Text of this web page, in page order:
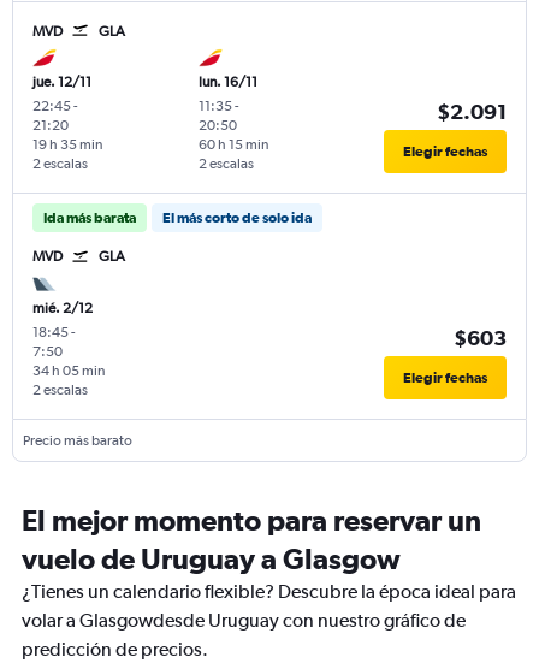
MVD GLA
jue. 12/11
22:45-
21:20
2 escalas
19 h 35 min
lun. 16/11
11:35-
20:50
2 escalas
60 h 15 min
$2.091
Elegir fechas
Ida más barata El más corto de solo ida
MVD GLA
mié. 2/12
18:45-
7:50
2 escalas
34 h 05 min
$603
Elegir fechas
Precio más barato
El mejor momento para reservar un
vuelo de Uruguay a Glasgow
¿Tienes un calendario flexible? Descubre la época ideal para
volar a Glasgowdesde Uruguay con nuestro gráfico de
predicción de precios.